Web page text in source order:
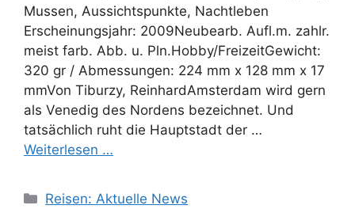
Mussen, Aussichtspunkte, Nachtleben
Erscheinungsjahr: 2009Neubearb. Aufl.m. zahlr.
meist farb. Abb. u. Pln.Hobby/FreizeitGewicht:
320 gr / Abmessungen: 224 mm x 128 mm x 17
mmVon Tiburzy, ReinhardAmsterdam wird gern
als Venedig des Nordens bezeichnet. Und
tatsächlich ruht die Hauptstadt der …
Weiterlesen …
Kategorien
Reisen: Aktuelle News